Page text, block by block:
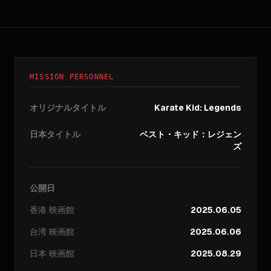
MISSION PERSONNEL
オリジナルタイトル Karate Kid: Legends
日本タイトル
ベスト・キッド：レジェン
ズ
公開日
香港 映画館
2025.06.05
台湾 映画館
2025.06.06
日本 映画館 2025.08.29